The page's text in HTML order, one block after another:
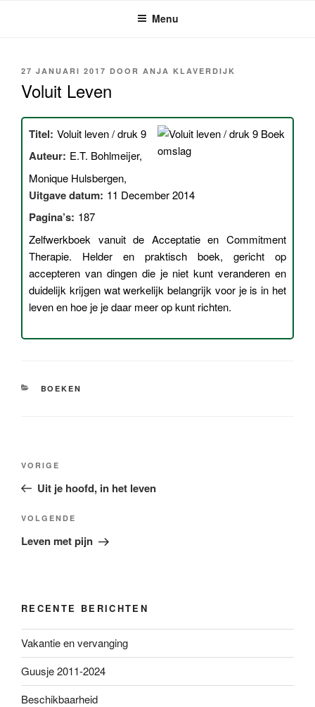
Menu
GEPLAATST
27 JANUARI 2017 DOOR ANJA KLAVERDIJK
Voluit Leven
Titel: Voluit leven / druk 9
Auteur: E.T. Bohlmeijer,
Monique Hulsbergen,
Uitgave datum: 11 December 2014
Pagina’s: 187
Zelfwerkboek vanuit de Acceptatie en Commitment
Therapie. Helder en praktisch boek, gericht op
accepteren van dingen die je niet kunt veranderen en
duidelijk krijgen wat werkelijk belangrijk voor je is in het
leven en hoe je je daar meer op kunt richten.
CATEGORIEËN
BOEKEN
Vorig
bericht
VORIGE
Uit je hoofd, in het leven
Volgend
bericht
VOLGENDE
Leven met pijn
RECENTE BERICHTEN
Vakantie en vervanging
Guusje 2011-2024
Beschikbaarheid